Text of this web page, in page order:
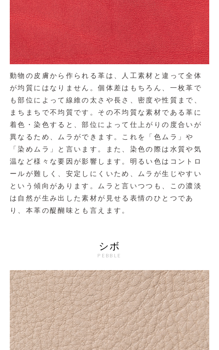
動物の皮膚から作られる革は、人工素材と違って全体
が均質にはなりません。個体差はもちろん、一枚革で
も部位によって線維の太さや長さ、密度や性質まで、
まちまちで不均質です。その不均質な素材である革に
着色・染色すると、部位によって仕上がりの度合いが
異なるため、ムラができます。これを「色ムラ」や
「染めムラ」と言います。また、染色の際は水質や気
温など様々な要因が影響します。明るい色はコントロ
ールが難しく、安定しにくいため、ムラが生じやすい
という傾向があります。ムラと言いつつも、この濃淡
は自然が生み出した素材が見せる表情のひとつであ
り、本革の醍醐味とも言えます。
シボ
PEBBLE